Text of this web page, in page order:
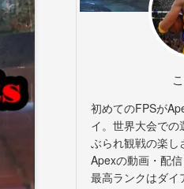
初めてのFPSが
イ。世界大会での
ぶられ観戦の楽し
Apexの動画・配信
最高ランクはダイ